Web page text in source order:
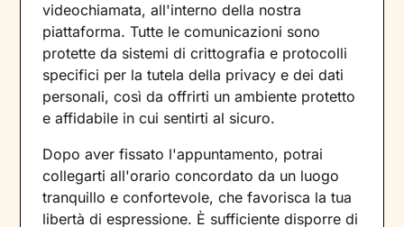
videochiamata, all'interno della nostra
piattaforma. Tutte le comunicazioni sono
protette da sistemi di crittografia e protocolli
specifici per la tutela della privacy e dei dati
personali, così da offrirti un ambiente protetto
e affidabile in cui sentirti al sicuro.
Dopo aver fissato l'appuntamento, potrai
collegarti all'orario concordato da un luogo
tranquillo e confortevole, che favorisca la tua
libertà di espressione. È sufficiente disporre di